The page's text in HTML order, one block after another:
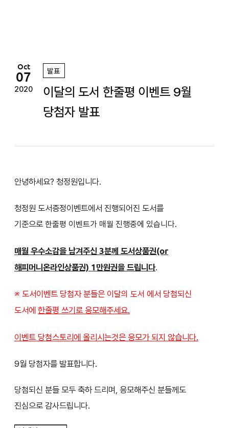
Oct
07
2020
발표
이달의 도서 한줄평 이벤트 9월
당첨자 발표
안녕하세요? 청정원입니다.
청정원 도서증정이벤트에서 진행되어진 도서를
기준으로 한줄평 이벤트가 매월 진행중에 있습니다.
매월 우수소감을 남겨주신 3분께 도서상품권(or
해피머니온라인상품권) 1만원권을 드립니다.
※ 도서이벤트 당첨자 분들은 이달의 도서 에서 당첨되신
도서에 한줄평 쓰기로 응모해주세요.
이벤트 당첨스토리에 올리시는것은 응모가 되지 않습니다.
9월 당첨자를 발표합니다.
당첨되신 분들 모두 축하 드리며, 응모해주신 분들께도
진심으로 감사드립니다.